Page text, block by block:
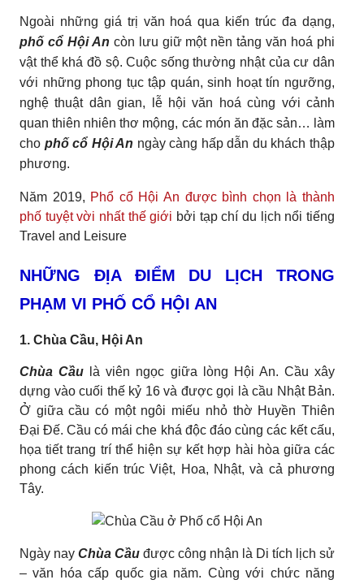
Ngoài những giá trị văn hoá qua kiến trúc đa dạng,
phố cổ Hội An còn lưu giữ một nền tảng văn hoá phi
vật thể khá đồ sộ. Cuộc sống thường nhật của cư dân
với những phong tục tập quán, sinh hoạt tín ngưỡng,
nghệ thuật dân gian, lễ hội văn hoá cùng với cảnh
quan thiên nhiên thơ mộng, các món ăn đặc sản… làm
cho phố cổ Hội An ngày càng hấp dẫn du khách thập
phương.
Năm 2019, Phổ cổ Hội An được bình chọn là thành
phố tuyệt vời nhất thế giới bởi tạp chí du lịch nổi tiếng
Travel and Leisure
NHỮNG ĐỊA ĐIỂM DU LỊCH TRONG
PHẠM VI PHỐ CỔ HỘI AN
1. Chùa Cầu, Hội An
Chùa Cầu là viên ngọc giữa lòng Hội An. Cầu xây
dựng vào cuối thế kỷ 16 và được gọi là cầu Nhật Bản.
Ở giữa cầu có một ngôi miếu nhỏ thờ Huyền Thiên
Đại Đế. Cầu có mái che khá độc đáo cùng các kết cấu,
họa tiết trang trí thể hiện sự kết hợp hài hòa giữa các
phong cách kiến trúc Việt, Hoa, Nhật, và cả phương
Tây.
Ngày nay Chùa Cầu được công nhận là Di tích lịch sử
– văn hóa cấp quốc gia năm. Cùng với chức năng